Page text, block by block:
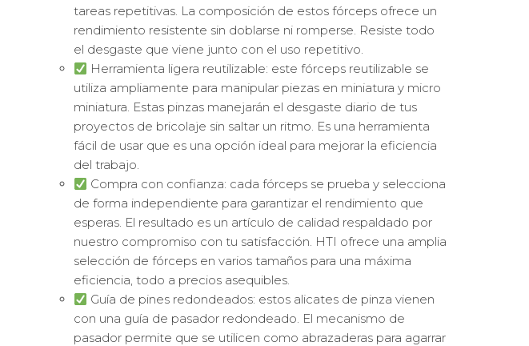
tareas repetitivas. La composición de estos fórceps ofrece un
rendimiento resistente sin doblarse ni romperse. Resiste todo
el desgaste que viene junto con el uso repetitivo.
Herramienta ligera reutilizable: este fórceps reutilizable se
utiliza ampliamente para manipular piezas en miniatura y micro
miniatura. Estas pinzas manejarán el desgaste diario de tus
proyectos de bricolaje sin saltar un ritmo. Es una herramienta
fácil de usar que es una opción ideal para mejorar la eficiencia
del trabajo.
Compra con confianza: cada fórceps se prueba y selecciona
de forma independiente para garantizar el rendimiento que
esperas. El resultado es un artículo de calidad respaldado por
nuestro compromiso con tu satisfacción. HTI ofrece una amplia
selección de fórceps en varios tamaños para una máxima
eficiencia, todo a precios asequibles.
Guía de pines redondeados: estos alicates de pinza vienen
con una guía de pasador redondeado. El mecanismo de
pasador permite que se utilicen como abrazaderas para agarrar